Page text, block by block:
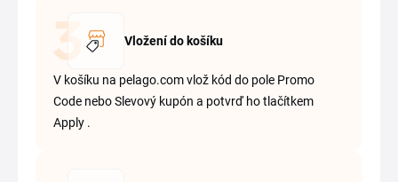
Vložení do košíku
V košíku na pelago.com vlož kód do pole Promo
Code nebo Slevový kupón a potvrď ho tlačítkem
Apply .